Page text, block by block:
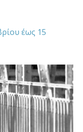
έως 15